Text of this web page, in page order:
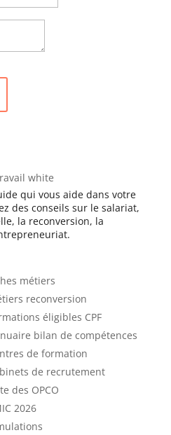
qui vous aide dans votre
des conseils sur le salariat,
la reconversion, la
métiers
reconversion
éligibles CPF
bilan de compétences
de formation
de recrutement
des OPCO
2026